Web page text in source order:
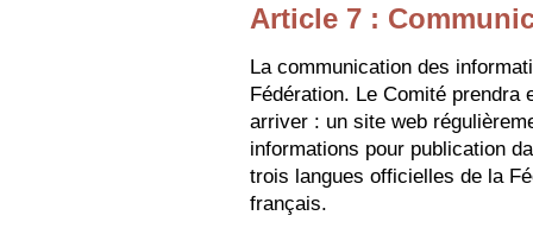
Article 7 :
La communication des
Fédération. Le Comité
arriver : un site web
informations pour publication
trois langues officielles de la
français.